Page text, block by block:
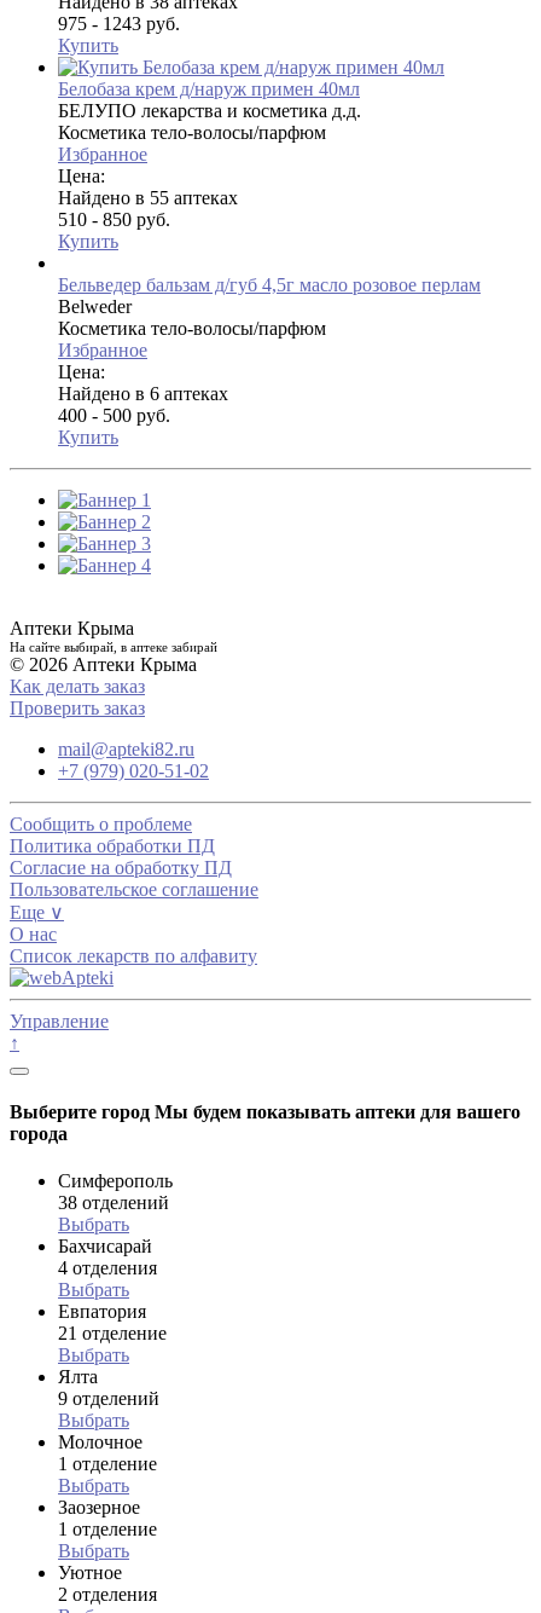
975 - 1243 руб.
Купить
Белобаза крем д/наруж примен 40мл
БЕЛУПО лекарства и косметика д.д.
Косметика тело-волосы/парфюм
Избранное
Цена:
Найдено в 55 аптеках
510 - 850 руб.
Купить
Бельведер бальзам д/губ 4,5г масло розовое перлам
Belweder
Косметика тело-волосы/парфюм
Избранное
Цена:
Найдено в 6 аптеках
400 - 500 руб.
Купить
Аптеки Крыма
На сайте выбирай, в аптеке забирай
© 2026 Аптеки Крыма
Как делать заказ
Проверить заказ
mail@apteki82.ru
+7 (979) 020-51-02
Сообщить о проблеме
Политика обработки ПД
Согласие на обработку ПД
Пользовательское соглашение
Еще ∨
О нас
Список лекарств по алфавиту
Управление
↑
Выберите город Мы будем показывать аптеки для вашего
города
Симферополь
38 отделений
Выбрать
Бахчисарай
4 отделения
Выбрать
Евпатория
21 отделение
Выбрать
Ялта
9 отделений
Выбрать
Молочное
1 отделение
Выбрать
Заозерное
1 отделение
Выбрать
Уютное
2 отделения